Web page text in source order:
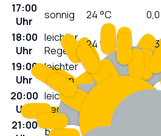
17:00
Uhr
sonnig 24°C 0,0
18:00
Uhr
leichter
Regen
24°C 0,3
19:00
Uhr
leichter
Regen
24 0,4
20:00
Uhr
leichter
Regen
21:00 bedeckt 20°C